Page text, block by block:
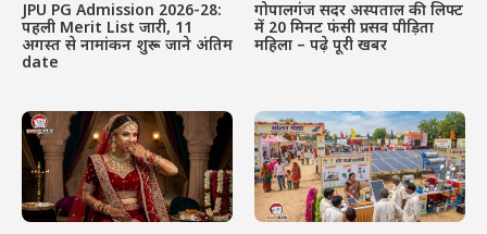
JPU PG Admission 2026-28:
पहली Merit List जारी, 11
अगस्त से नामांकन शुरू – जाने अंतिम
date
गोपालगंज सदर अस्पताल की लिफ्ट
में 20 मिनट फंसी प्रसव पीड़िता
महिला – पढ़े पूरी खबर